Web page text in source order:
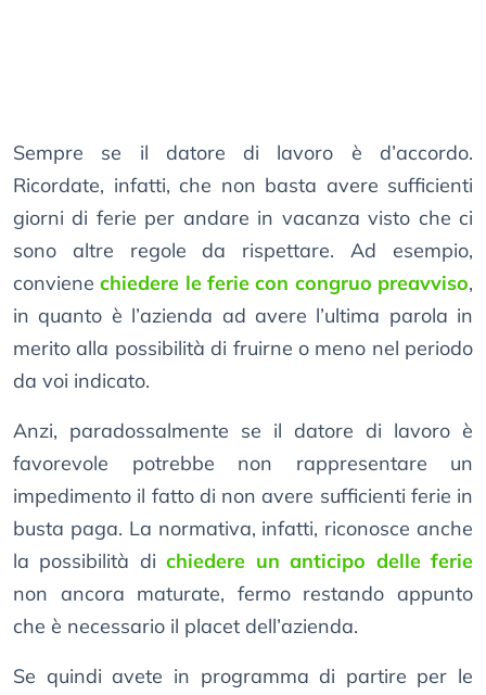
Sempre se il datore di lavoro è d’accordo.
Ricordate, infatti, che non basta avere sufficienti
giorni di ferie per andare in vacanza visto che ci
sono altre regole da rispettare. Ad esempio,
convienechiedere le ferie con congruo preavviso,
in quanto è l’azienda ad avere l’ultima parola in
merito alla possibilità di fruirne o meno nel periodo
da voi indicato.
Anzi, paradossalmente se il datore di lavoro è
favorevole potrebbe non rappresentare un
impedimento il fatto di non avere sufficienti ferie in
busta paga. La normativa, infatti, riconosce anche
la possibilità dichiedere un anticipo delle ferie
non ancora maturate, fermo restando appunto
che è necessario il placet dell’azienda.
Se quindi avete in programma di partire per le